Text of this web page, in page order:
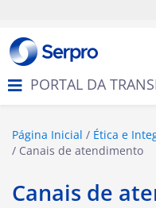
PORTAL DA
Página Inicial Ética e
Canais de atendimento
Canais de